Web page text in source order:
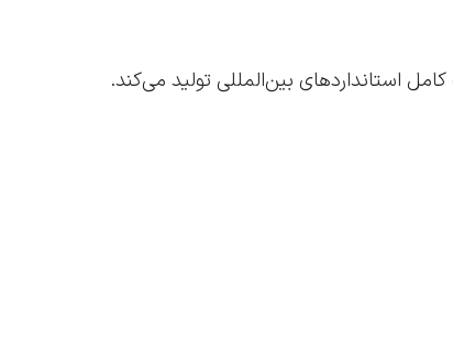
استانداردهای بین‌المللی تولید می‌کند.